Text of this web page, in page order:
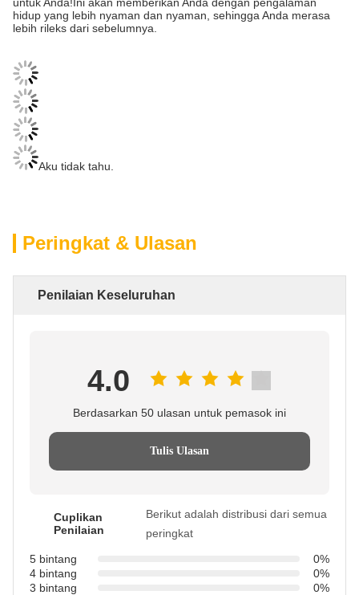
hidup yang lebih nyaman dan nyaman, sehingga Anda merasa
lebih rileks dari sebelumnya.
Aku tidak tahu.
Peringkat & Ulasan
Penilaian Keseluruhan
4.0
Berdasarkan 50 ulasan untuk pemasok ini
Tulis Ulasan
Cuplikan
Penilaian
Berikut adalah distribusi dari semua
peringkat
5 bintang
0%
4 bintang
0%
3 bintang
0%